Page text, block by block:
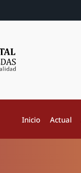
Inicio Actual